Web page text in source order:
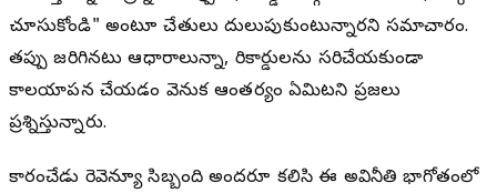
చూసుకోండి" అంటూ చేతులు దులుపుకుంటున్నారని సమాచారం.
తప్పు జరిగినట్లు ఆధారాలున్నా, రికార్డులను సరిచేయకుండా
కాలయాపన చేయడం వెనుక ఆంతర్యం ఏమిటని ప్రజలు
ప్రశ్నిస్తున్నారు.
కారంచేడు రెవెన్యూ సిబ్బంది అందరూ కలిసి ఈ అవినీతి భాగోతంలో